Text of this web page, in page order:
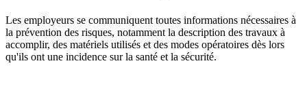
Les employeurs se communiquent toutes informations nécessaires à
la prévention des risques, notamment la description des travaux à
accomplir, des matériels utilisés et des modes opératoires dès lors
qu'ils ont une incidence sur la santé et la sécurité.